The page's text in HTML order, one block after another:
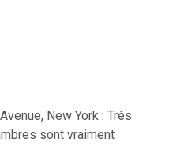
New York : Très
sont vraiment